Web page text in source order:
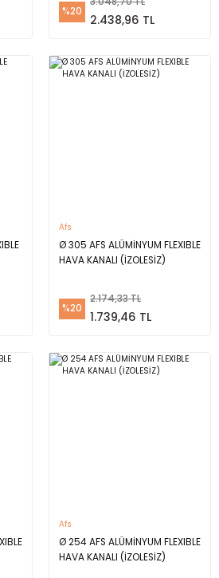
%20
2.438,96 TL
Afs
Ø 305 AFS ALÜMİNYUM FLEXIBLE
HAVA KANALI (İZOLESİZ)
%20
2.174,33 TL
1.739,46 TL
Afs
Ø 254 AFS ALÜMİNYUM FLEXIBLE
HAVA KANALI (İZOLESİZ)